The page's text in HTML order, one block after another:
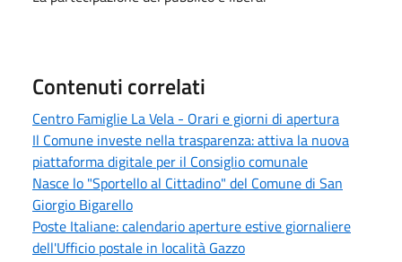
Contenuti correlati
Centro Famiglie La Vela - Orari e giorni di apertura
Il Comune investe nella trasparenza: attiva la nuova
piattaforma digitale per il Consiglio comunale
Nasce lo "Sportello al Cittadino" del Comune di San
Giorgio Bigarello
Poste Italiane: calendario aperture estive giornaliere
dell'Ufficio postale in località Gazzo